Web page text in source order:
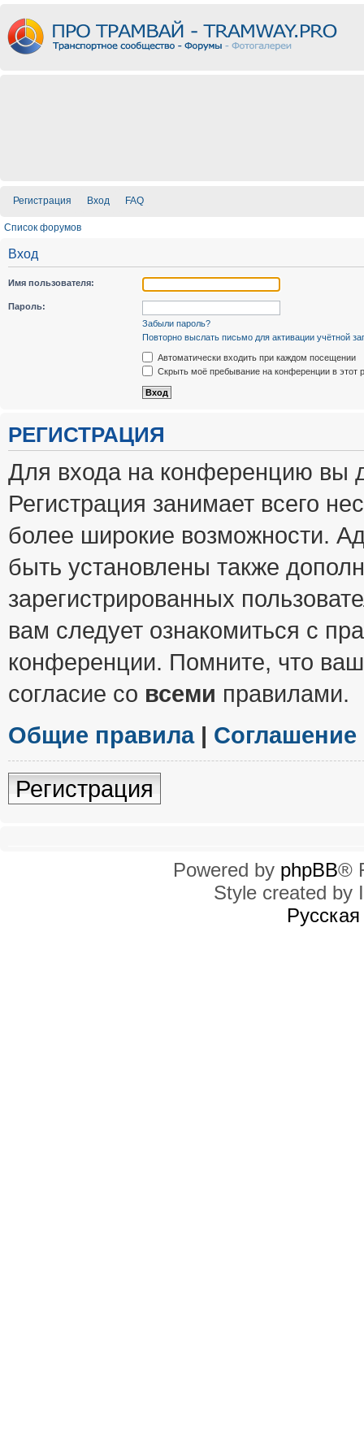
Регистрация Вход FAQ
Список форумов
Вход
Имя пользователя:
Пароль:
Забыли пароль?
Повторно выслать письмо для активации учётной
Автоматически входить при каждом посещении
Скрыть моё пребывание на конференции в этот
РЕГИСТРАЦИЯ
Для входа на конференцию вы
Регистрация занимает всего
более широкие возможности.
быть установлены также
зарегистрированных
вам следует ознакомиться с
конференции. Помните, что
согласие со всеми правилами.
Общие правила|
Регистрация
Powered by phpBB®
Style created by